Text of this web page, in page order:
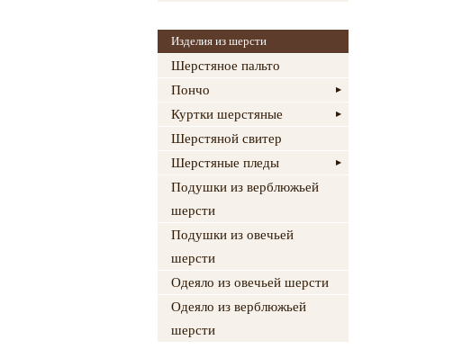
Изделия из шерсти
Шерстяное пальто
Пончо
Куртки шерстяные
Шерстяной свитер
Шерстяные пледы
Подушки из верблюжьей
шерсти
Подушки из овечьей
шерсти
Одеяло из овечьей шерсти
Одеяло из верблюжьей
шерсти